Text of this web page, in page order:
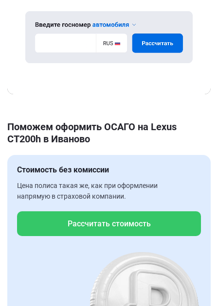
Поможем оформить ОСАГО на Lexus
CT200h в Иваново
Стоимость без комиссии
Цена полиса такая же, как при оформлении
напрямую в страховой компании.
Рассчитать стоимость